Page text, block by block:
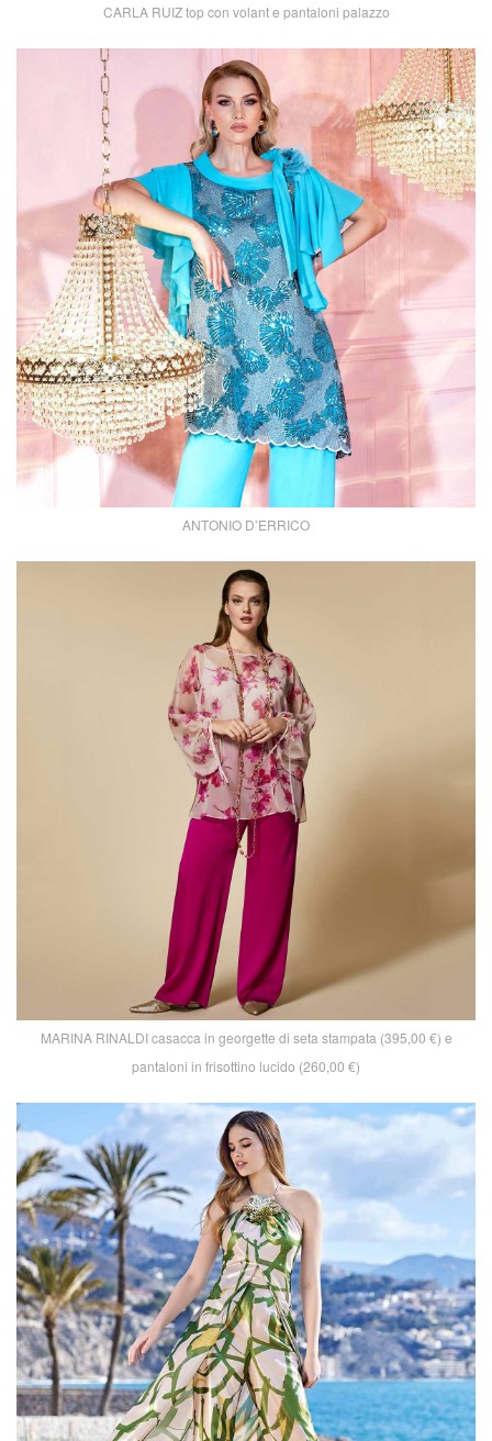
CARLA RUIZ top con volant e pantaloni palazzo
ANTONIO D’ERRICO
MARINA RINALDI casacca in georgette di seta stampata (395,00 €) e
pantaloni in frisottino lucido (260,00 €)